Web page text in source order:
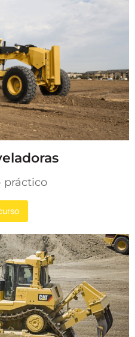
práctico